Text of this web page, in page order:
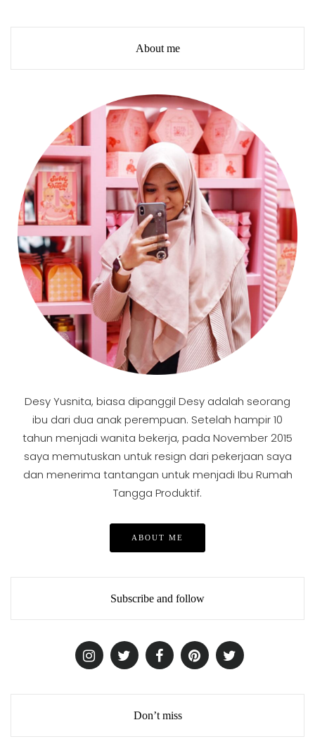
About me
Desy Yusnita, biasa dipanggil Desy adalah seorang
ibu dari dua anak perempuan. Setelah hampir 10
tahun menjadi wanita bekerja, pada November 2015
saya memutuskan untuk resign dari pekerjaan saya
dan menerima tantangan untuk menjadi Ibu Rumah
Tangga Produktif.
ABOUT ME
Subscribe and follow
Don’t miss